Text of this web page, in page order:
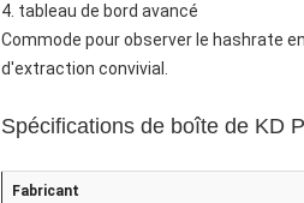
4. tableau de bord avancé
Commode pour observer le hashrate
d'extraction convivial.
Spécifications de boîte de KD
Fabricant